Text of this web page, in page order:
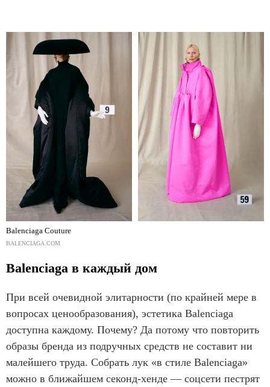
Balenciaga Couture
BALENCIAGA.COM
Balenciaga в каждый дом
При всей очевидной элитарности (по крайней мере в
вопросах ценообразования), эстетика Balenciaga
доступна каждому. Почему? Да потому что повторить
образы бренда из подручных средств не составит ни
малейшего труда. Собрать лук «в стиле Balenciaga»
можно в ближайшем секонд-хенде — соцсети пестрят